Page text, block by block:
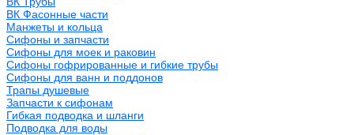
ВК Фасонные части
Манжеты и кольца
Сифоны и запчасти
Сифоны для моек и раковин
Сифоны гофрированные и гибкие трубы
Сифоны для ванн и поддонов
Трапы душевые
Запчасти к сифонам
Гибкая подводка и шланги
Подводка для воды